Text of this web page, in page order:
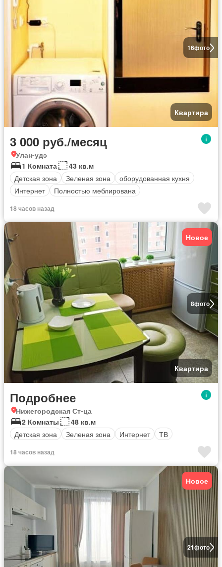
16фото
Квартира
3 000 руб./месяц
Улан-удэ
1 Комната
43 кв.м
Детская зона
Зеленая зона
оборудованная кухня
Интернет
Полностью меблирована
18 часов назад
8фото
Новое
Квартира
Подробнее
Нижегородская Ст-ца
2 Комнаты
48 кв.м
Детская зона
Зеленая зона Интернет ТВ
18 часов назад
21фото
Новое